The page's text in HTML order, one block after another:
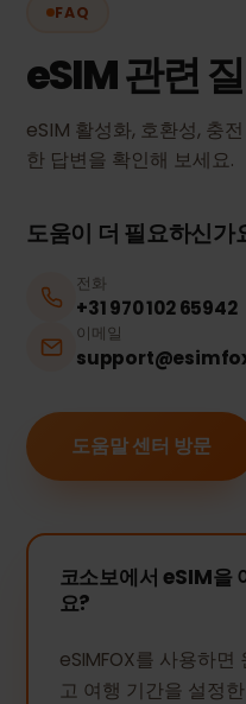
FAQ
eSIM 관련
eSIM 활성화, 호환성, 충
한 답변을 확인해 보세요.
도움이 더 필요하신가
전화
+31 970 102 65942
이메일
도움말 센터 방문
코소보에서 eSIM을
요?
eSIMFOX를 사용하
고 여행 기간을 설정